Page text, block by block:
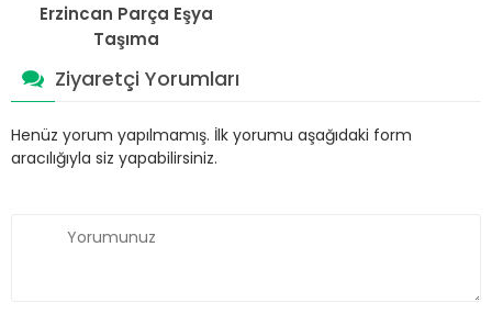
Erzincan Parça Eşya
Taşıma
Ziyaretçi Yorumları
Henüz yorum yapılmamış. İlk yorumu aşağıdaki form
aracılığıyla siz yapabilirsiniz.